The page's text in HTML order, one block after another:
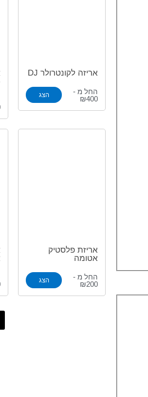
אריזה לקונטרולר DJ
החל מ -
₪400
הצג
אריזת פלסטיק
אטומה
החל מ -
₪200
הצג